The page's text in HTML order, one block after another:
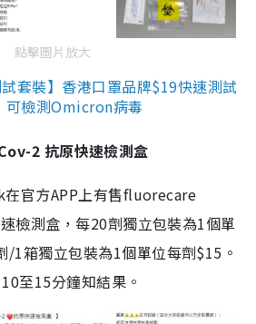
點擊圖片放大
套裝】香港口罩品牌$19快速測試
可檢測Omicron病毒
2 抗原快速檢測盒
官方APP上有售fluorecare
檢測盒，每20劑獨立包裝為1個單
/1箱獨立包裝為1個單位每劑$15。
至15分鐘知結果。